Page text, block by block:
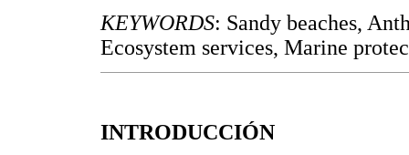
KEYWORDS: Sandy beaches,
Ecosystem services, Marine
INTRODUCCIÓN